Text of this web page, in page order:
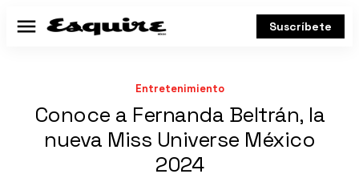
Menú Suscríbete
Entretenimiento
Conoce a Fernanda Beltrán, la
nueva Miss Universe México
2024